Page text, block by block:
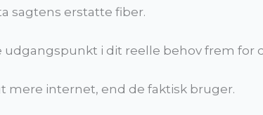
sagtens erstatte fiber.
udgangspunkt i dit reelle behov frem for
mere internet, end de faktisk bruger.